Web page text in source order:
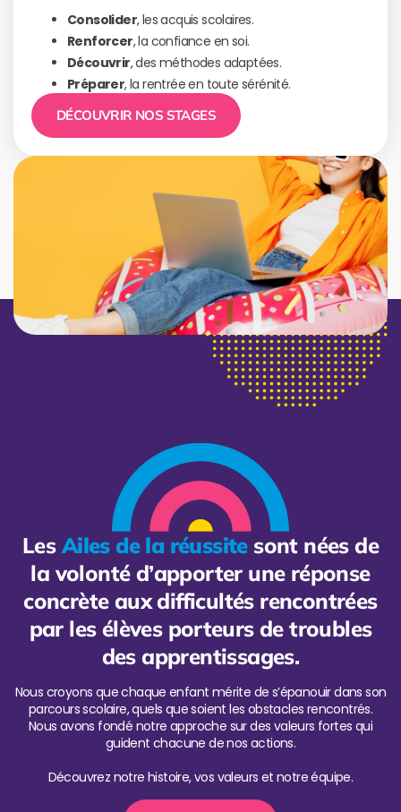
Consolider, les acquis scolaires.
Renforcer, la confiance en soi.
Découvrir, des méthodes adaptées.
Préparer, la rentrée en toute sérénité.
DÉCOUVRIR NOS STAGES
LesAiles de la réussitesont nées de
la volonté d’apporter une réponse
concrète aux difficultés rencontrées
par les élèves porteurs de troubles
des apprentissages.
Nous croyons que chaque enfant mérite de s’épanouir dans son
parcours scolaire, quels que soient les obstacles rencontrés.
Nous avons fondé notre approche sur des valeurs fortes qui
guident chacune de nos actions.
Découvrez notre histoire, vos valeurs et notre équipe.